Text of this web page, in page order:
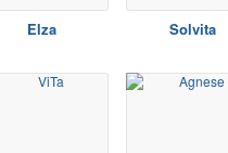
Elza Solvita